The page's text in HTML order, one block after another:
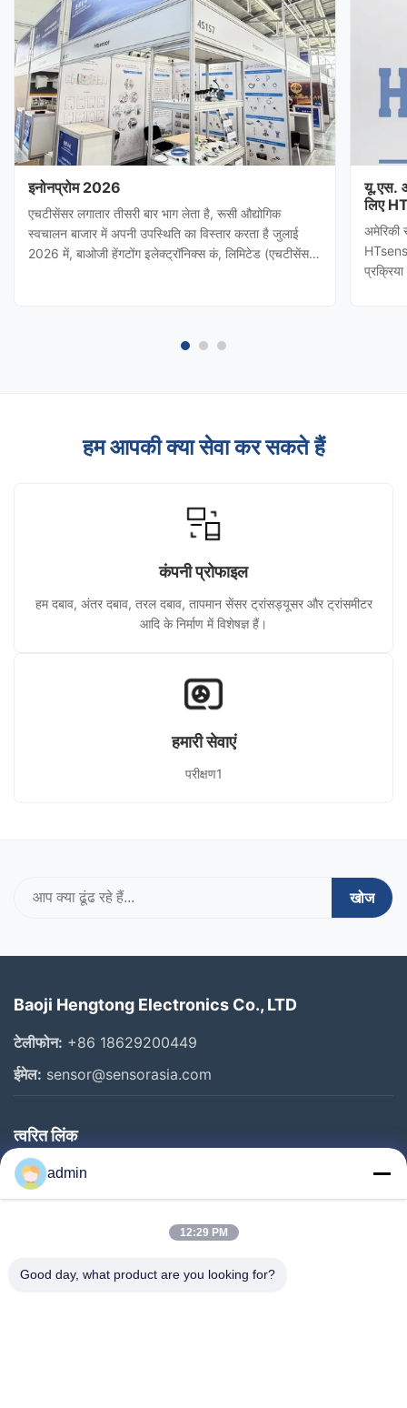
इनोनप्रोम 2026
एचटीसेंसर लगातार तीसरी बार भाग लेता है, रूसी औद्योगिक
स्वचालन बाजार में अपनी उपस्थिति का विस्तार करता है जुलाई
2026 में, बाओजी हेंगटोंग इलेक्ट्रॉनिक्स कं, लिमिटेड (एचटीसेंसर)
यू.एस.
लिए
अमेरिकी
हम आपकी क्या सेवा कर सकते हैं
कंपनी प्रोफाइल
हम दबाव, अंतर दबाव, तरल दबाव, तापमान सेंसर ट्रांसड्यूसर और ट्रांसमीटर
आदि के निर्माण में विशेषज्ञ हैं।
हमारी सेवाएं
परीक्षण1
खोज
Baoji Hengtong Electronics Co., LTD
टेलीफोन: +86 18629200449
ईमेल: sensor@sensorasia.com
त्वरित लिंक
घर
उत्पादों
हमारे बारे में
admin
12:29 PM
Good day, what product are you looking for?